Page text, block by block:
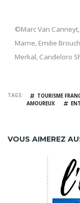
©Marc Van
Marne, Emilie
Merkal, Candeloro
TAGS TOURISME
AMOUREUX
VOUS AIMEREZ